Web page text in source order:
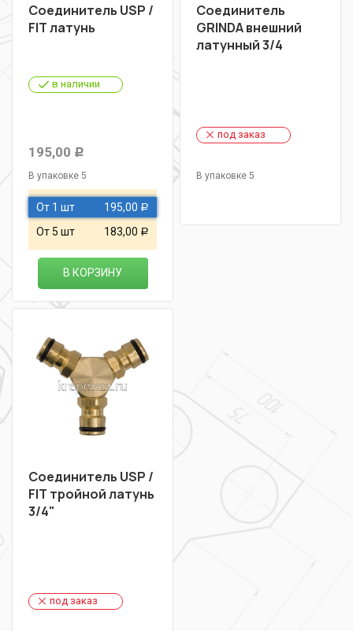
Соединитель USP /
FIT латунь
в наличии
195,00 Р
В упаковке 5
От 1 шт 195,00 Р
От 5 шт 183,00 Р
В КОРЗИНУ
Соединитель
GRINDA внешний
латунный 3/4
под заказ
В упаковке 5
Соединитель USP /
FIT тройной латунь
3/4"
под заказ